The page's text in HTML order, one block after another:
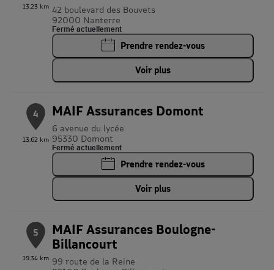
13.23 km 42 boulevard des Bouvets
92000 Nanterre
Fermé actuellement
Prendre rendez-vous
Voir plus
4
13.62 km
MAIF Assurances Domont
6 avenue du lycée
95330 Domont
Fermé actuellement
Prendre rendez-vous
Voir plus
5
19.34 km
MAIF Assurances Boulogne-
Billancourt
99 route de la Reine